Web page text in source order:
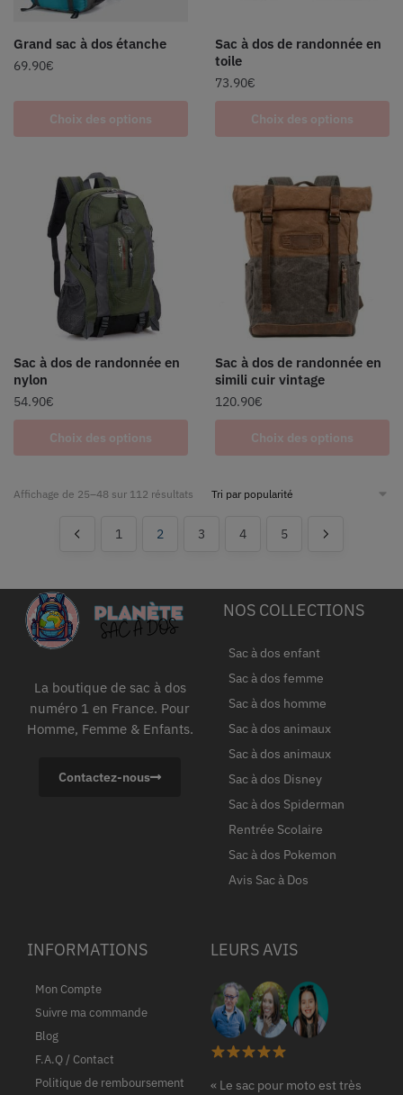
Grand sac à dos étanche
69.90€
Choix des options
Sac à dos de randonnée en
toile
73.90€
Choix des options
Sac à dos de randonnée en
nylon
54.90€
Choix des options
Sac à dos de randonnée en
simili cuir vintage
120.90€
Choix des options
Affichage de 25–48 sur 112 résultats
1 2 3 4 5
La boutique de sac à dos
numéro 1 en France. Pour
Homme, Femme & Enfants.
Contactez-nous
NOS COLLECTIONS
Sac à dos enfant
Sac à dos femme
Sac à dos homme
Sac à dos animaux
Sac à dos animaux
Sac à dos Disney
Sac à dos Spiderman
Rentrée Scolaire
Sac à dos Pokemon
Avis Sac à Dos
INFORMATIONS
Mon Compte
Suivre ma commande
Blog
F.A.Q / Contact
Politique de remboursement
LEURS AVIS
« Le sac pour moto est très